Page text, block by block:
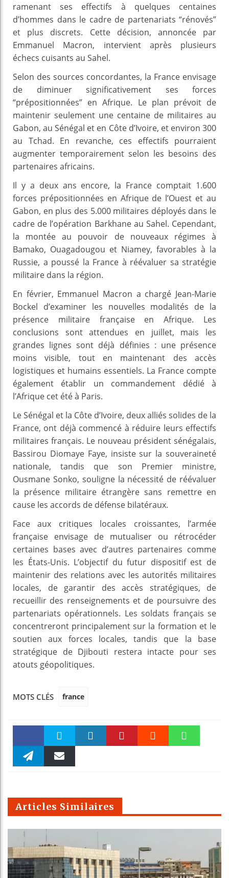
ramenant ses effectifs à quelques centaines
d’hommes dans le cadre de partenariats “rénovés”
et plus discrets. Cette décision, annoncée par
Emmanuel Macron, intervient après plusieurs
échecs cuisants au Sahel.
Selon des sources concordantes, la France envisage
de diminuer significativement ses forces
“prépositionnées” en Afrique. Le plan prévoit de
maintenir seulement une centaine de militaires au
Gabon, au Sénégal et en Côte d’Ivoire, et environ 300
au Tchad. En revanche, ces effectifs pourraient
augmenter temporairement selon les besoins des
partenaires africains.
Il y a deux ans encore, la France comptait 1.600
forces prépositionnées en Afrique de l’Ouest et au
Gabon, en plus des 5.000 militaires déployés dans le
cadre de l’opération Barkhane au Sahel. Cependant,
la montée au pouvoir de nouveaux régimes à
Bamako, Ouagadougou et Niamey, favorables à la
Russie, a poussé la France à réévaluer sa stratégie
militaire dans la région.
En février, Emmanuel Macron a chargé Jean-Marie
Bockel d’examiner les nouvelles modalités de la
présence militaire française en Afrique. Les
conclusions sont attendues en juillet, mais les
grandes lignes sont déjà définies : une présence
moins visible, tout en maintenant des accès
logistiques et humains essentiels. La France compte
également établir un commandement dédié à
l’Afrique cet été à Paris.
Le Sénégal et la Côte d’Ivoire, deux alliés solides de la
France, ont déjà commencé à réduire leurs effectifs
militaires français. Le nouveau président sénégalais,
Bassirou Diomaye Faye, insiste sur la souveraineté
nationale, tandis que son Premier ministre,
Ousmane Sonko, souligne la nécessité de réévaluer
la présence militaire étrangère sans remettre en
cause les accords de défense bilatéraux.
Face aux critiques locales croissantes, l’armée
française envisage de mutualiser ou rétrocéder
certaines bases avec d’autres partenaires comme
les États-Unis. L’objectif du futur dispositif est de
maintenir des relations avec les autorités militaires
locales, de garantir des accès stratégiques, de
recueillir des renseignements et de poursuivre des
partenariats opérationnels. Les soldats français se
concentreront principalement sur la formation et le
soutien aux forces locales, tandis que la base
stratégique de Djibouti restera intacte pour ses
atouts géopolitiques.
MOTS CLÉS france
Faceboo Twitter
m
Articles Similaires